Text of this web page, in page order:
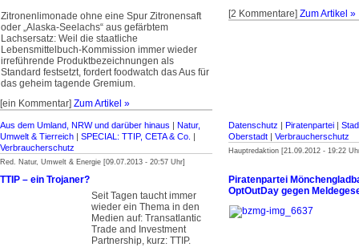
Zitronenlimonade ohne eine Spur Zitronensaft
oder „Alaska-Seelachs“ aus gefärbtem
Lachsersatz: Weil die staatliche
Lebensmittelbuch-Kommission immer wieder
irreführende Produktbezeichnungen als
Standard festsetzt, fordert foodwatch das Aus für
das geheim tagende Gremium.
[ein Kommentar] Zum Artikel »
[2 Kommentare] Zum Artikel »
Aus dem Umland, NRW und darüber hinaus | Natur,
Umwelt & Tierreich | SPECIAL: TTIP, CETA & Co. |
Verbraucherschutz
Red. Natur, Umwelt & Energie [09.07.2013 - 20:57 Uhr]
TTIP – ein Trojaner?
Seit Tagen taucht immer
wieder ein Thema in den
Medien auf: Transatlantic
Trade and Investment
Partnership, kurz: TTIP.
Datenschutz | Piratenpartei |
Oberstadt | Verbraucherschutz
Hauptredaktion [21.09.2012 - 19:22
Piratenpartei
OptOutDay gegen